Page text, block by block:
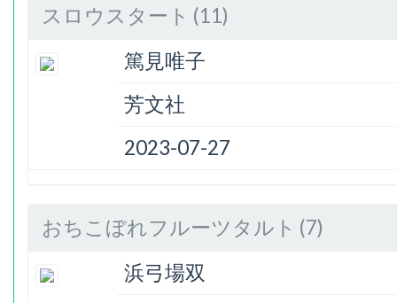
スロウスタート (11)
篤見唯子
芳文社
2023-07-27
おちこぼれフルーツタルト (7)
浜弓場双